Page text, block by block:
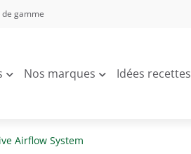
gamme
Nos marques Idées recettes
Airflow System